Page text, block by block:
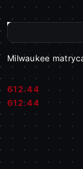
Milwaukee
Cena:
612.44
Cena:
612.44